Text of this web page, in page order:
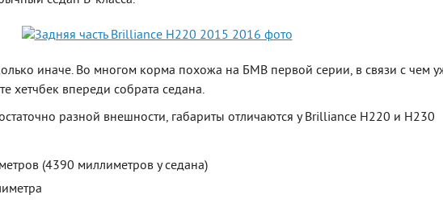
иначе. Во многом корма похожа на БМВ первой серии, в связи с чем
хетчбек впереди собрата седана.
разной внешности, габариты отличаются у Brilliance H220 и H230
(4390 миллиметров у седана)